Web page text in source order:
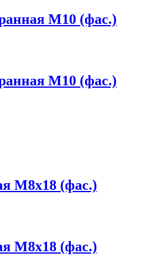
М10 (фас.)
М10 (фас.)
М8х18 (фас.)
М8х18 (фас.)